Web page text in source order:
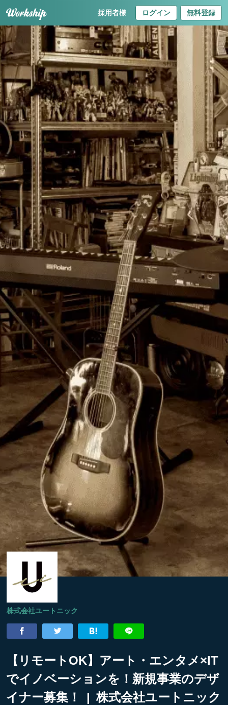
採用者様 ログイン 無料登録
株式会社ユートニック
【リモートOK】アート・エンタメ×IT
でイノベーションを！新規事業のデザ
イナー募集！ | 株式会社ユートニック